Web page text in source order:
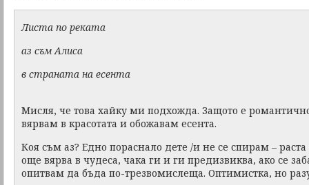
Листа по реката
аз съм Алиса
в страната на есента
Мисля, че това хайку ми подхожда. Защото е
вярвам в красотата и обожавам есента.
Коя съм аз? Едно пораснало дете /и не се спирам –
още вярва в чудеса, чака ги и ги предизвиква, ако се
опитвам да бъда по-трезвомислеща. Оптимистка, но